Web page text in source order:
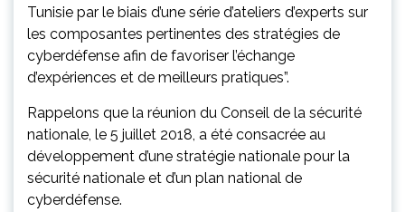
Tunisie par le biais d’une série d’ateliers d’experts sur
les composantes pertinentes des stratégies de
cyberdéfense afin de favoriser l’échange
d’expériences et de meilleurs pratiques”.
Rappelons que la réunion du Conseil de la sécurité
nationale, le 5 juillet 2018, a été consacrée au
développement d’une stratégie nationale pour la
sécurité nationale et d’un plan national de
cyberdéfense.